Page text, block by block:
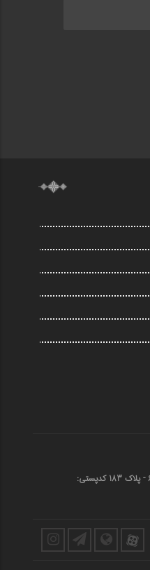
قم - خیابان انقلاب (چهارمردان)‌ - کوچه 6 - پلاک 183 کدپستی: